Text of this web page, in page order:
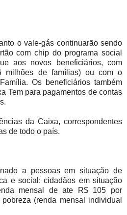
o vale-gás continuarão sendo
com chip do programa social
aos novos beneficiários, com
milhões de famílias) ou com o
Os beneficiários também
Tem para pagamentos de contas
da Caixa, correspondentes
de todo o país.
a pessoas em situação de
e social: cidadãos em situação
mensal de ate R$ 105 por
(renda mensal individual